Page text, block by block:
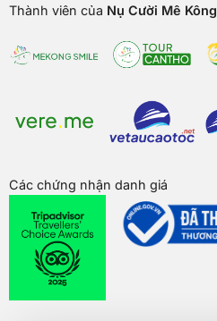
Thành viên của Nụ Cười Mê Kông
Các chứng nhận danh giá